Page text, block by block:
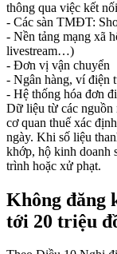
thông qua việc kết
- Các sàn TMĐT:
- Nền tảng mạng xã
livestream…)
- Đơn vị vận chuyển
- Ngân hàng, ví điện
- Hệ thống hóa đơn
Dữ liệu từ các nguồn
cơ quan thuế xác
ngày. Khi số liệu
khớp, hộ kinh doanh
trình hoặc xử phạt.
Không đăng
tới 20 triệu